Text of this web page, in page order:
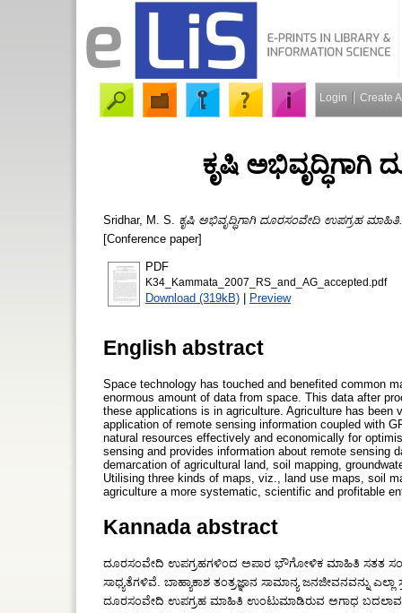
Login Create
ಕೃಷಿ
Sridhar, M. S.
ಕೃಷಿ ಅಭಿವೃದ್ಧಿಗಾಗಿ ದೂರಸಂವೇದಿ ಉಪಗ್ರಹ ಮಾಹಿತಿ.
[Conference paper]
PDF
K34_Kammata_2007_RS_and_AG_accepted.pdf
Download (319kB) | Preview
English abstract
Space technology has touched and benefited common
enormous amount of data from space. This data after
these applications is in agriculture. Agriculture has been
application of remote sensing information coupled with
natural resources effectively and economically for
sensing and provides information about remote sensing
demarcation of agricultural land, soil mapping,
Utilising three kinds of maps, viz., land use maps, soil
agriculture a more systematic, scientific and profitable
Kannada abstract
ದೂರಸಂವೇದಿ ಉಪಗ್ರಹಗಳಿಂದ ಅಪಾರ ಭೌಗೋಳಿಕ ಮಾಹಿತಿ ಸತತ
ಸಾಧ್ಯತೆಗಳಿವೆ. ಬಾಹ್ಯಾಕಾಶ ತಂತ್ರಜ್ಞಾನ ಸಾಮಾನ್ಯ ಜನಜೀವನವನ್ನು
ದೂರಸಂವೇದಿ ಉಪಗ್ರಹ ಮಾಹಿತಿ ಉಂಟುಮಾಡಿರುವ ಅಗಾಧ ಬದಲಾವಣೆ